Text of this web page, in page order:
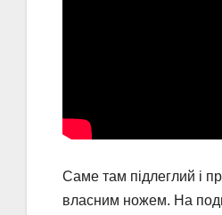
Саме там підлеглий і
власним ножем. На